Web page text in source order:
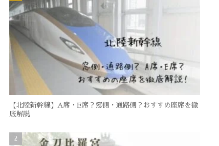
【北陸新幹線】A席・E席？窓側・通路側？おすすめ座席を徹
底解説